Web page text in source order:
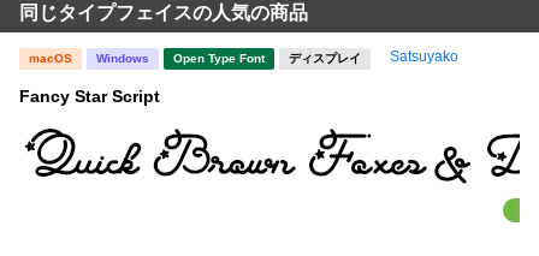
同じタイプフェイスの人気の商品
macOS Windows Open Type Font ディスプレイ Satsuyako
Fancy Star Script